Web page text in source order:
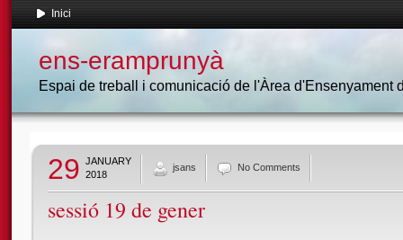
Inici
ens-eramprunyà
Espai de treball i comunicació de l'Àrea d'Ensenyament
29 JANUARY
2018
jsans No Comments
sessió 19 de gener